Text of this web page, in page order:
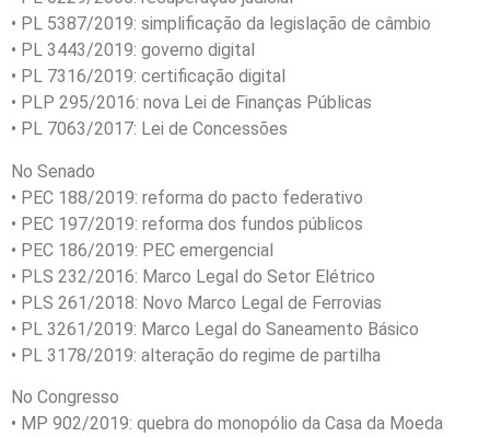
• PL 5387/2019: simplificação da legislação de câmbio
• PL 3443/2019: governo digital
• PL 7316/2019: certificação digital
• PLP 295/2016: nova Lei de Finanças Públicas
• PL 7063/2017: Lei de Concessões
No Senado
• PEC 188/2019: reforma do pacto federativo
• PEC 197/2019: reforma dos fundos públicos
• PEC 186/2019: PEC emergencial
• PLS 232/2016: Marco Legal do Setor Elétrico
• PLS 261/2018: Novo Marco Legal de Ferrovias
• PL 3261/2019: Marco Legal do Saneamento Básico
• PL 3178/2019: alteração do regime de partilha
No Congresso
• MP 902/2019: quebra do monopólio da Casa da Moeda